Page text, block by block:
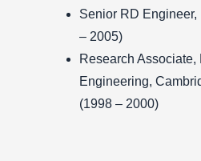
Senior RD
– 2005)
Research Associate,
Engineering,
(1998 – 2000)